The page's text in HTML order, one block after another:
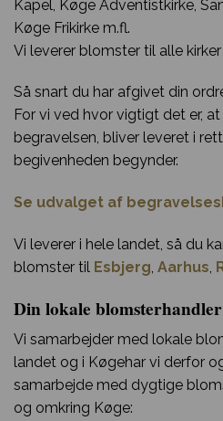
Kapel, Køge Adventistkirke,
Køge Frikirke m.fl.
Vi leverer blomster til alle
Så snart du har afgivet din
For vi ved hvor vigtigt det er,
begravelsen, bliver leveret i
begivenheden begynder.
Se udvalget af
Vi leverer i hele landet, så du
blomster til Esbjerg, Aarhus,
Din lokale
Vi samarbejder med lokale
landet og i Køgehar vi derfor
samarbejde med dygtige
og omkring Køge: